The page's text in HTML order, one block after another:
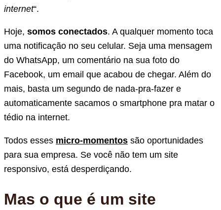
internet“.
Hoje, somos conectados. A qualquer momento toca
uma notificação no seu celular. Seja uma mensagem
do WhatsApp, um comentário na sua foto do
Facebook, um email que acabou de chegar. Além do
mais, basta um segundo de nada-pra-fazer e
automaticamente sacamos o smartphone pra matar o
tédio na internet.
Todos esses micro-momentos são oportunidades
para sua empresa. Se você não tem um site
responsivo, está desperdiçando.
Mas o que é um site